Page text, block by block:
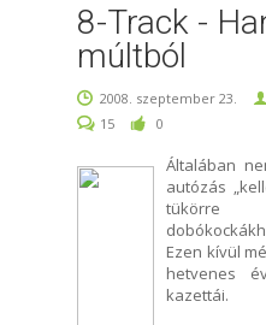
8-Track -
múltból
2008. szeptember 23.
15
0
Általában
autózás
tükörre
Ezen kívül
hetvenes
kazettái.